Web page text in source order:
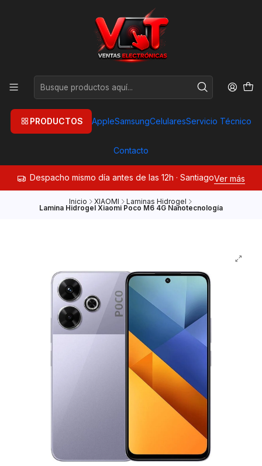
PRODUCTOS AppleSamsungCelularesServicio Técnico
Contacto
Despacho mismo día antes de las 12h · SantiagoVer más
Inicio XIAOMI Laminas Hidrogel
Lamina Hidrogel Xiaomi Poco M6 4G Nanotecnología